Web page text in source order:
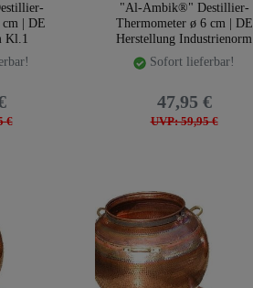
cm | DE
Kl.1
€
"Al-Ambik®" Destillier-
Thermometer ø 6 cm | DE
Herstellung Industrienorm
Kl.1
Sofort lieferbar!
UVP: 59,95 €
47,95 €